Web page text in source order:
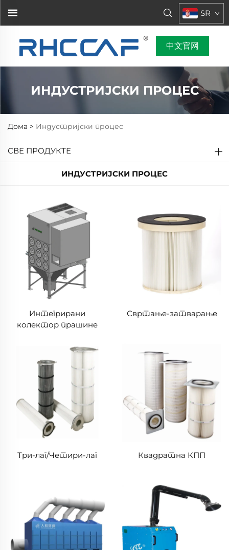
SR
中文官网
ИНДУСТРИЈСКИ ПРОЦЕС
Дома > Индустријски процес
СВЕ ПРОДУКТЕ
ИНДУСТРИЈСКИ ПРОЦЕС
Интегрирани
колектор прашине
Свртање-затварање
Три-лаг/Четири-лаг Квадратна КПП